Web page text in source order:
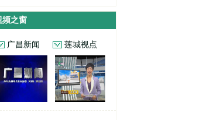
频之窗
广昌新闻 莲城视点